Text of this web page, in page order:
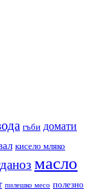
гъби домати
кисело мляко
масло
пилешко месо полезно